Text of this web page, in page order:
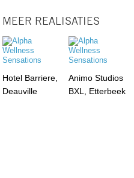
MEER REALISATIES
Hotel Barriere,
Deauville
Animo Studios
BXL, Etterbeek